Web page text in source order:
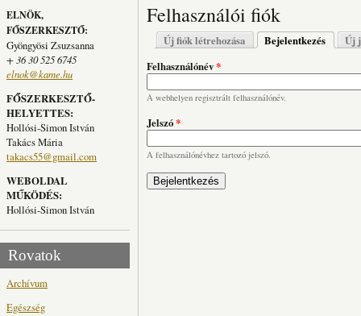
ELNÖK,
FŐSZERKESZTŐ:
Gyöngyösi Zsuzsanna
+ 36 30 525 6745
elnok@kame.hu
FŐSZERKESZTŐ-
HELYETTES:
Hollósi-Simon István
Takács Mária
takacs55@gmail.com
WEBOLDAL
MŰKÖDÉS:
Hollósi-Simon István
Rovatok
Archívum
Egészség
Felhasználói fiók
Elsődleges fülek
Új fiók létrehozása Bejelentkezés (aktív
Új
Felhasználónév*
A webhelyen regisztrált felhasználónév.
Jelszó*
A felhasználónévhez tartozó jelszó.